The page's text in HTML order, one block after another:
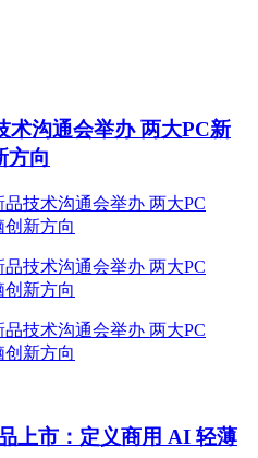
术沟通会举办 两大PC新
方向
上市：定义商用 AI 轻薄